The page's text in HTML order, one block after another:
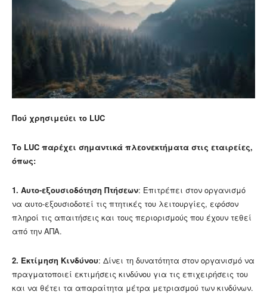
Πού χρησιμεύει το LUC
Το LUC παρέχει σημαντικά πλεονεκτήματα στις εταιρείες,
όπως:
1. Αυτο-εξουσιοδότηση Πτήσεων: Επιτρέπει στον οργανισμό
να αυτο-εξουσιοδοτεί τις πτητικές του λειτουργίες, εφόσον
πληροί τις απαιτήσεις και τους περιορισμούς που έχουν τεθεί
από την ΑΠΑ.
2. Εκτίμηση Κινδύνου: Δίνει τη δυνατότητα στον οργανισμό να
πραγματοποιεί εκτιμήσεις κινδύνου για τις επιχειρήσεις του
και να θέτει τα απαραίτητα μέτρα μετριασμού των κινδύνων.